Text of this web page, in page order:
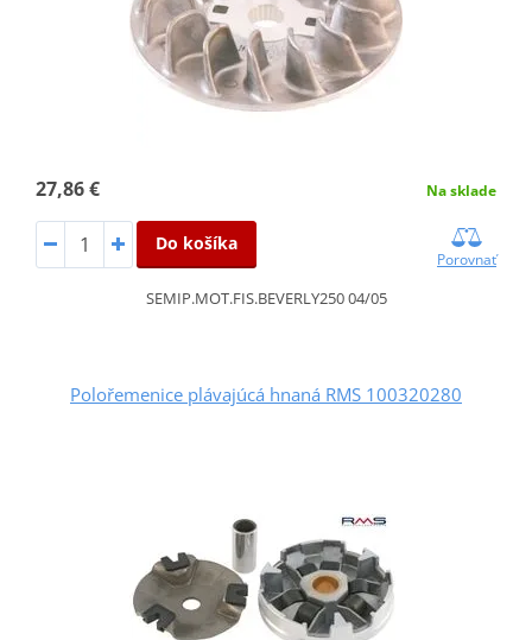
27,86 € Na sklade
Do košíka
Porovnať
SEMIP.MOT.FIS.BEVERLY250 04/05
Polořemenice plávajúcá hnaná RMS 100320280